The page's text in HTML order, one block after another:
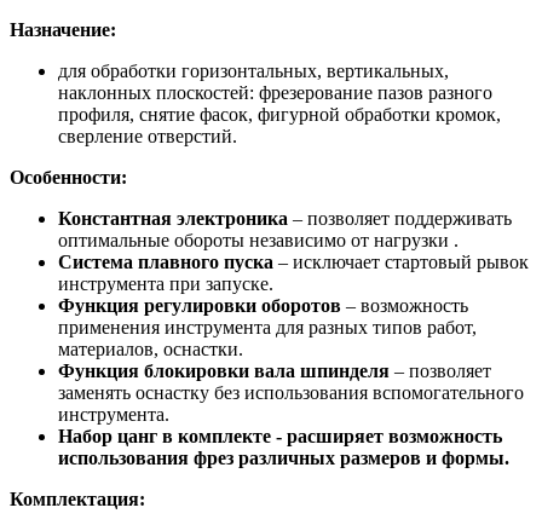
Назначение:
для обработки горизонтальных, вертикальных,
наклонных плоскостей: фрезерование пазов разного
профиля, снятие фасок, фигурной обработки кромок,
сверление отверстий.
Особенности:
Константная электроника – позволяет поддерживать
оптимальные обороты независимо от нагрузки .
Система плавного пуска – исключает стартовый рывок
инструмента при запуске.
Функция регулировки оборотов – возможность
применения инструмента для разных типов работ,
материалов, оснастки.
Функция блокировки вала шпинделя – позволяет
заменять оснастку без использования вспомогательного
инструмента.
Набор цанг в комплекте - расширяет возможность
использования фрез различных размеров и формы.
Комплектация: